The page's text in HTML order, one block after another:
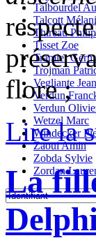
Talbourdel
Talcott
Thireau
Tisset Zoe
Tramier
Trojman
Vegliante
Verdun
Verdun
Wetzel Marc
Windecker
Zaoui Amin
Zobda Sylvie
Zordan
flore ;
Lire la
La